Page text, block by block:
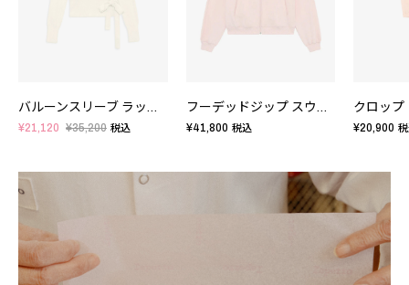
バルーンスリーブ ラップトップ
¥21,120 ¥35,200 税込
フーデッドジップ スウェット
¥41,800 税込 ¥20,900